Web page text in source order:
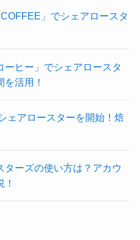
」でシェアロースタ
ーヒー」でシェアロースタ
活用！
ェアロースターを開始！焙
ターズの使い方は？アカウ